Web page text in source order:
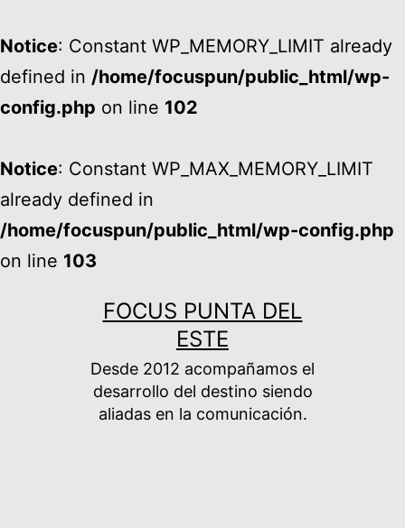
Notice: Constant WP_MEMORY_LIMIT already
defined in /home/focuspun/public_html/wp-
config.php on line 102
Notice: Constant WP_MAX_MEMORY_LIMIT
already defined in
/home/focuspun/public_html/wp-config.php
on line 103
FOCUS PUNTA DEL
ESTE
Desde 2012 acompañamos el
desarrollo del destino siendo
aliadas en la comunicación.